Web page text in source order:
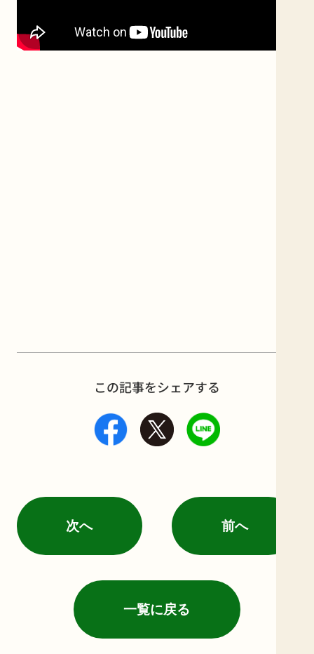
この記事をシェアする
facebook
の
X
の
ボ
LINE
の
ア
タ
次へ
一覧に戻る
前へ